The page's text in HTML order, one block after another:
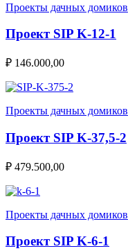
Проекты дачных домиков
Проект SIP K-12-1
₽ 146.000,00
Проекты дачных домиков
Проект SIP K-37,5-2
₽ 479.500,00
Проекты дачных домиков
Проект SIP K-6-1